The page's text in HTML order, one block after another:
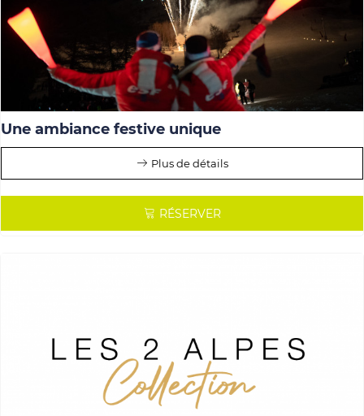
Une ambiance festive unique
Plus de détails
RÉSERVER